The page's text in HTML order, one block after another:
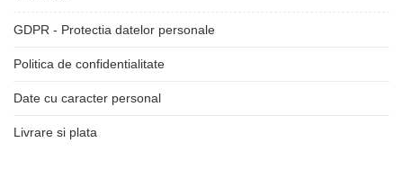
GDPR - Protectia datelor personale
Politica de confidentialitate
Date cu caracter personal
Livrare si plata